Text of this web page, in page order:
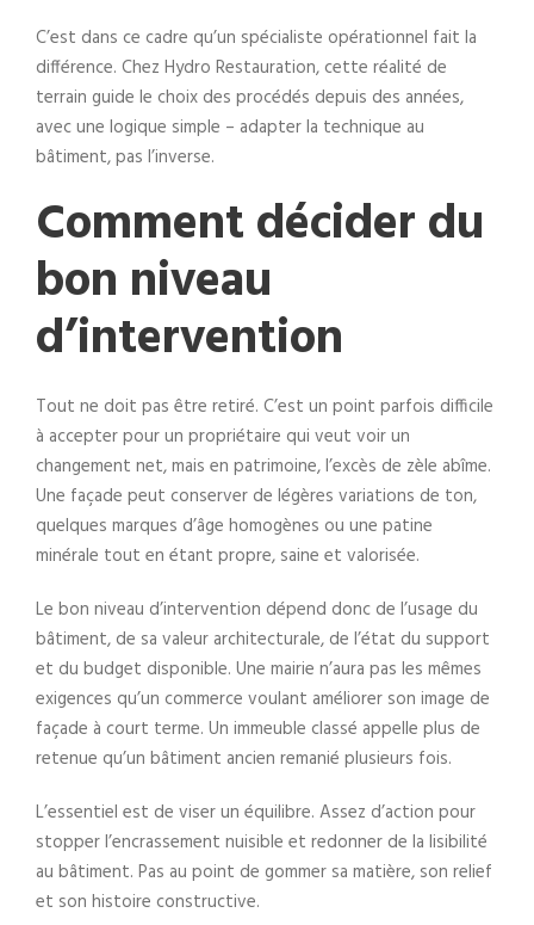
C’est dans ce cadre qu’un spécialiste opérationnel fait la
différence. Chez Hydro Restauration, cette réalité de
terrain guide le choix des procédés depuis des années,
avec une logique simple – adapter la technique au
bâtiment, pas l’inverse.
Comment décider du
bon niveau
d’intervention
Tout ne doit pas être retiré. C’est un point parfois difficile
à accepter pour un propriétaire qui veut voir un
changement net, mais en patrimoine, l’excès de zèle abîme.
Une façade peut conserver de légères variations de ton,
quelques marques d’âge homogènes ou une patine
minérale tout en étant propre, saine et valorisée.
Le bon niveau d’intervention dépend donc de l’usage du
bâtiment, de sa valeur architecturale, de l’état du support
et du budget disponible. Une mairie n’aura pas les mêmes
exigences qu’un commerce voulant améliorer son image de
façade à court terme. Un immeuble classé appelle plus de
retenue qu’un bâtiment ancien remanié plusieurs fois.
L’essentiel est de viser un équilibre. Assez d’action pour
stopper l’encrassement nuisible et redonner de la lisibilité
au bâtiment. Pas au point de gommer sa matière, son relief
et son histoire constructive.